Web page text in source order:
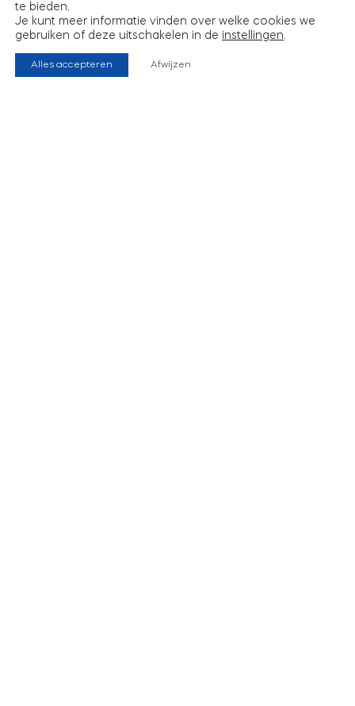
te bieden.
Je kunt meer informatie vinden over welke cookies we
gebruiken of deze uitschakelen in de instellingen.
Alles accepteren Afwijzen